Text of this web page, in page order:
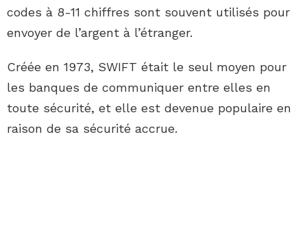
codes à 8-11 chiffres sont souvent utilisés pour
envoyer de l’argent à l’étranger.
Créée en 1973, SWIFT était le seul moyen pour
les banques de communiquer entre elles en
toute sécurité, et elle est devenue populaire en
raison de sa sécurité accrue.